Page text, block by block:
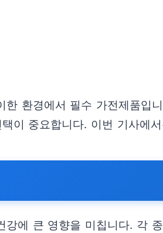
한 환경에서 필수 가전제품입
이 중요합니다. 이번 기사에
강에 큰 영향을 미칩니다. 각